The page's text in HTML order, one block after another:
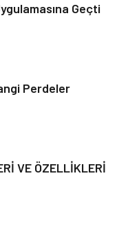
Geçti
Perdeler
VE ÖZELLİKLERİ